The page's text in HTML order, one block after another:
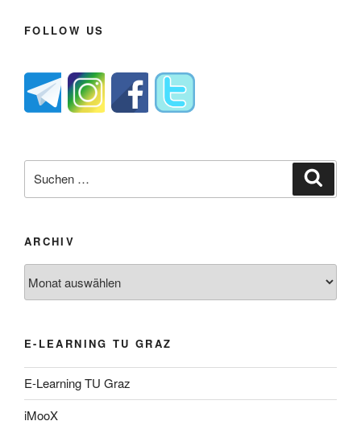
FOLLOW US
nach:
ARCHIV
E-LEARNING TU GRAZ
E-Learning TU Graz
iMooX